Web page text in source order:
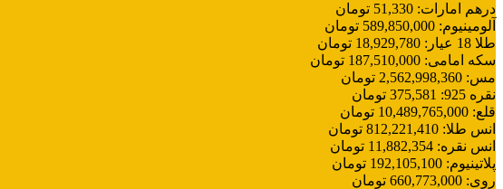
درهم امارات:
51,330 تومان
آلومینیوم:
589,850,000 تومان
طلا 18 عیار
:
18,929,780 تومان
سکه امامی:
187,510,000 تومان
مس:
2,562,998,360 تومان
نقره 925
:
375,581 تومان
قلع:
10,489,765,000 تومان
انس طلا:
812,221,410 تومان
انس نقره:
11,882,354 تومان
پلاتینیوم:
192,105,100 تومان
روی:
660,773,000 تومان